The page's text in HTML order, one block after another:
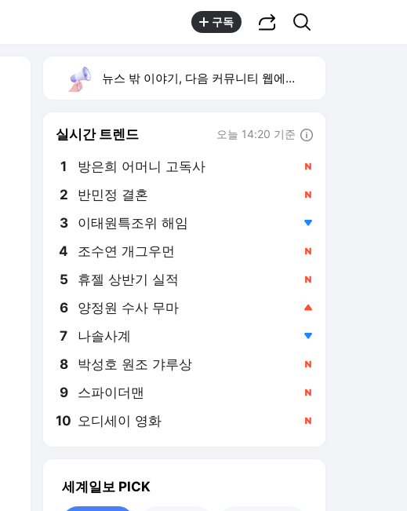
구독
뉴스 밖 이야기, 다음 커뮤니티 웹에서 보기
실시간 트렌드 오늘 14:20 기준
1 방은희 어머니 고독사
2 반민정 결혼
3 이태원특조위 해임
4 조수연 개그우먼
5 휴젤 상반기 실적
6 양정원 수사 무마
7 나솔사계
8 박성호 원조 갸루상
9 스파이더맨
10 오디세이 영화
세계일보 PICK